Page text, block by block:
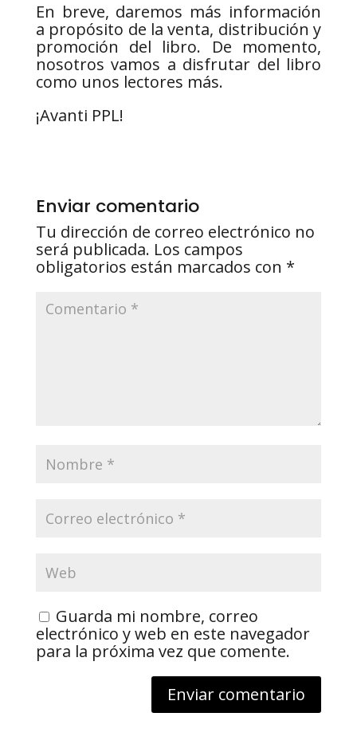
En breve, daremos más información
a propósito de la venta, distribución y
promoción del libro. De momento,
nosotros vamos a disfrutar del libro
como unos lectores más.
¡Avanti PPL!
Enviar comentario
Tu dirección de correo electrónico no
será publicada. Los campos
obligatorios están marcados con *
Guarda mi nombre, correo
electrónico y web en este navegador
para la próxima vez que comente.